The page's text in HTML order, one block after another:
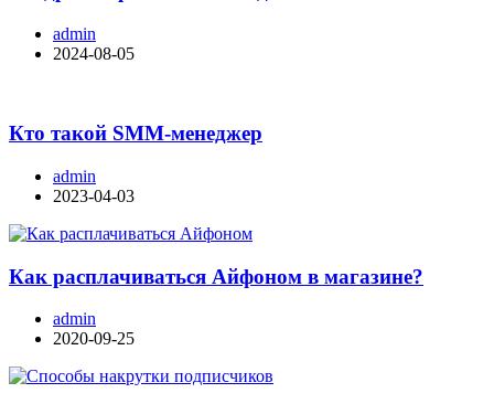
admin
2024-08-05
Кто такой SMM-менеджер
admin
2023-04-03
Как расплачиваться Айфоном в магазине?
admin
2020-09-25